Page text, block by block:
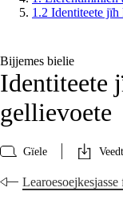
1.2 Identiteete
Bijjemes bielie
Identiteete
gellievoete
Gïele